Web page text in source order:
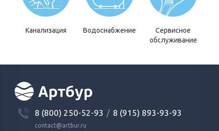
Канализация Водоснабжение
Сервисное
обслуживание
8 (800) 250-52-93 / 8 (915) 893-93-93
contact@artbur.ru